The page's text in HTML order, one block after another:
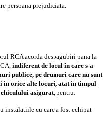
persoana prejudiciata.
RCA acorda despagubiri pana la
indiferent de locul în care s-a
publice, pe drumuri care nu sunt
i in orice alte locuri, atat in timpul
asigurat, pentru:
instalatiile cu care a fost echipat